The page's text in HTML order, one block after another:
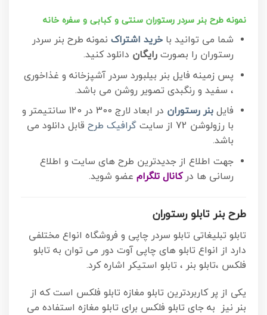
نمونه طرح بنر سردر رستوران سنتی و کبابی و سفره خانه
شما می توانید با خرید اشتراکنمونه طرح بنر سردر
رستوران را بصورت رایگان دانلود کنید.
پس زمینه فایل بنر بیلبورد سردر آشپزخانه و غذاخوری
، سفید و رنگبدی تصویر روشن می باشد.
فایل بنر رستوران
در ابعاد لارج 300 در 120 سانتیمتر و
با رزولوشن 72 از سایت
گرافیک طرحقابل دانلود می
باشد.
جهت اطلاع از جدیدترین طرح های سایت و اطلاع
رسانی ها درکانال تلگرامعضو شوید.
طرح بنر تابلو رستوران
تابلو تبلیغاتی تابلو سردر چاپی و فروشگاه انواع مختلفی
دارد از انواع تابلو های چاپی آوت دور می توان به تابلو
فلکس ،تابلو بنر ، تابلو استیکر اشاره کرد.
یکی از پر کاربردترین تابلو مغازه تابلو فلکس است که از
بنر نیز به جای تابلو فلکس برای تابلو مغازه استفاده می